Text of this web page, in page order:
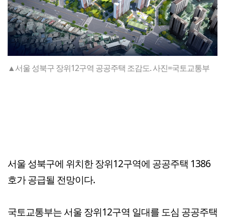
▲서울 성북구 장위12구역 공공주택 조감도. 사진=국토교통부
서울 성북구에 위치한 장위12구역에 공공주택 1386
호가 공급될 전망이다.
국토교통부는 서울 장위12구역 일대를 도심 공공주택